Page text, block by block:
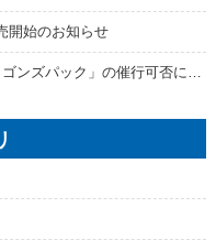
開始のお知らせ
パック」の催行可否について